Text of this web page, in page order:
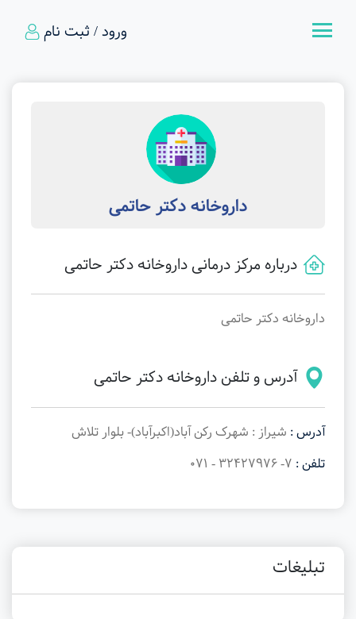
ورود / ثبت نام
داروخانه دکتر حاتمی
درباره مرکز درمانی داروخانه دکتر حاتمی
داروخانه دکتر حاتمی
آدرس و تلفن داروخانه دکتر حاتمی
آدرس : شیراز : شهرک رکن آباد(اکبرآباد)- بلوار تلاش
تلفن :
تبلیغات